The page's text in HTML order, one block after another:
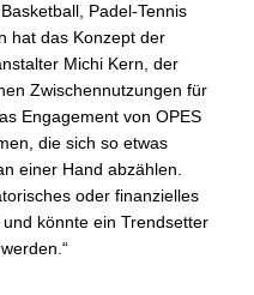
Padel-Tennis
hat das Konzept der
Michi Kern, der
Zwischennutzungen für
Engagement von OPES
die sich so etwas
einer Hand abzählen.
oder finanzielles
könnte ein Trendsetter